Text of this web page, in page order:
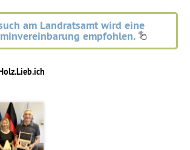
am Landratsamt wird eine
empfohlen.